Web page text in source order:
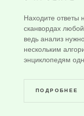
Находите ответы
сканвордах
ведь анализ
нескольким
энциклопедям
ПОДРОБНЕЕ